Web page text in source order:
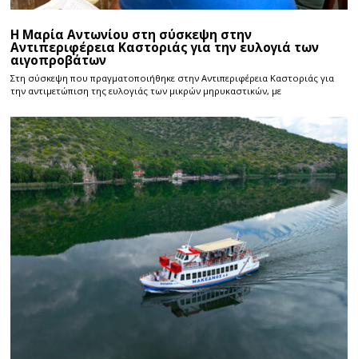
Η Μαρία Αντωνίου στη σύσκεψη στην
Αντιπεριφέρεια Καστοριάς για την ευλογιά των
αιγοπροβάτων
Στη σύσκεψη που πραγματοποιήθηκε στην Αντιπεριφέρεια Καστοριάς για
την αντιμετώπιση της ευλογιάς των μικρών μηρυκαστικών, με